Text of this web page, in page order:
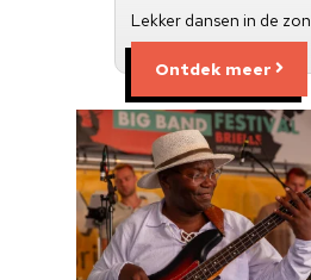
Lekker dansen in de zon
Ontdek meer